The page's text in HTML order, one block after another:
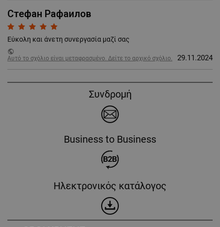
Стефан Рафаилов
Εύκολη και άνετη συνεργασία μαζί σας
public
Αυτό το σχόλιο είναι μεταφρασμένο. Δείτε το αρχικό σχόλιο.
29.11.2024
Συνδρομή
Business to Business
Ηλεκτρονικός κατάλογος